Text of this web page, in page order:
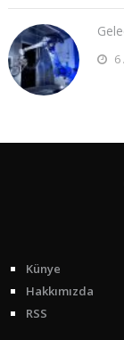
6
Künye
Hakkımızda
RSS